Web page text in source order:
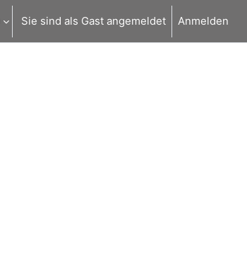
Sie sind als Gast angemeldet Anmelden